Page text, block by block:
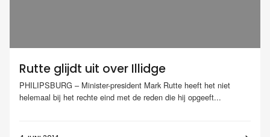
Rutte glijdt uit over Illidge
PHILIPSBURG – Minister-president Mark Rutte heeft het niet
helemaal bij het rechte eind met de reden die hij opgeeft...